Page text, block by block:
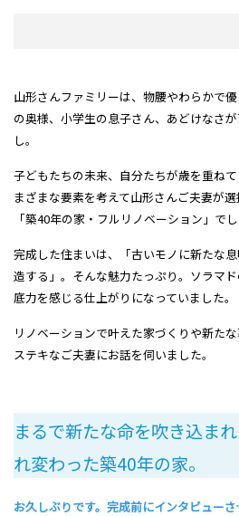
山形さんファミリーは、物腰やわらかで
の奥様、小学生の息子さん、あどけなさ
し。
子どもたちの未来、自分たちが歳を重ね
まざまな要素を考えて山形さんご夫妻が
「築40年の家・フルリノベーション」でし
完成した住まいは、「古いモノに新たな
造する」。そんな魅力たっぷり。ソラマ
底力を感じる仕上がりになっていました。
リノベーションで叶えた家づくりや新た
ステキなご夫妻にお話を伺いました。
まるで新たな命を吹き込ま
れ変わった築40年の家。
お久しぶりです。完成前にインタビューさ